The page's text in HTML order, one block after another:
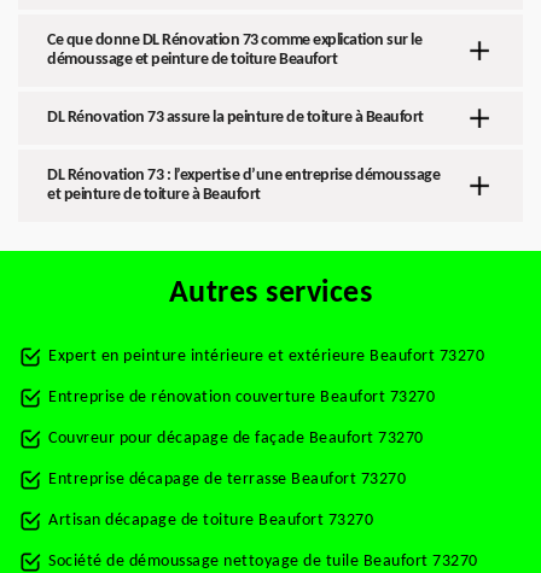
Ce que donne DL Rénovation 73 comme explication sur le
démoussage et peinture de toiture Beaufort
DL Rénovation 73 assure la peinture de toiture à Beaufort
DL Rénovation 73 : l’expertise d’une entreprise démoussage
et peinture de toiture à Beaufort
Autres services
Expert en peinture intérieure et extérieure Beaufort 73270
Entreprise de rénovation couverture Beaufort 73270
Couvreur pour décapage de façade Beaufort 73270
Entreprise décapage de terrasse Beaufort 73270
Artisan décapage de toiture Beaufort 73270
Société de démoussage nettoyage de tuile Beaufort 73270